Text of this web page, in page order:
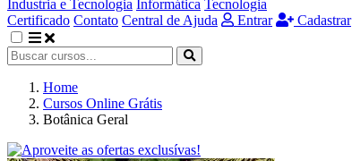
Industria e Tecnologia Informática Tecnologia
Certificado Contato Central de Ajuda Entrar Cadastrar
Home
Cursos Online Grátis
Botânica Geral